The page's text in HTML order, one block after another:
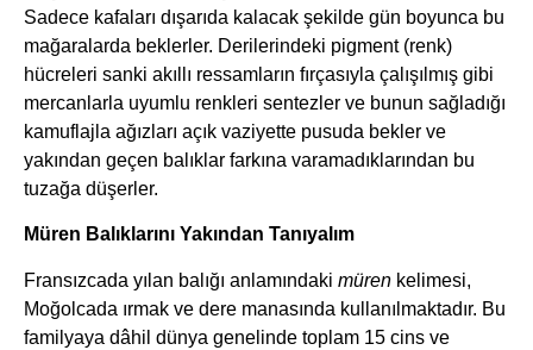
Sadece kafaları dışarıda kalacak şekilde gün boyunca bu
mağaralarda beklerler. Derilerindeki pigment (renk)
hücreleri sanki akıllı ressamların fırçasıyla çalışılmış gibi
mercanlarla uyumlu renkleri sentezler ve bunun sağladığı
kamuflajla ağızları açık vaziyette pusuda bekler ve
yakından geçen balıklar farkına varamadıklarından bu
tuzağa düşerler.
Müren Balıklarını Yakından Tanıyalım
Fransızcada yılan balığı anlamındaki müren kelimesi,
Moğolcada ırmak ve dere manasında kullanılmaktadır. Bu
familyaya dâhil dünya genelinde toplam 15 cins ve